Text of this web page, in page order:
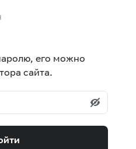
его можно
сайта.